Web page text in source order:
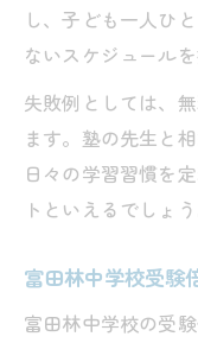
し、子ども一人ひ
ないスケジュール
失敗例としては、
ます。塾の先生と
日々の学習習慣を
トといえるでしょう
富田林中学校受験
富田林中学校の受